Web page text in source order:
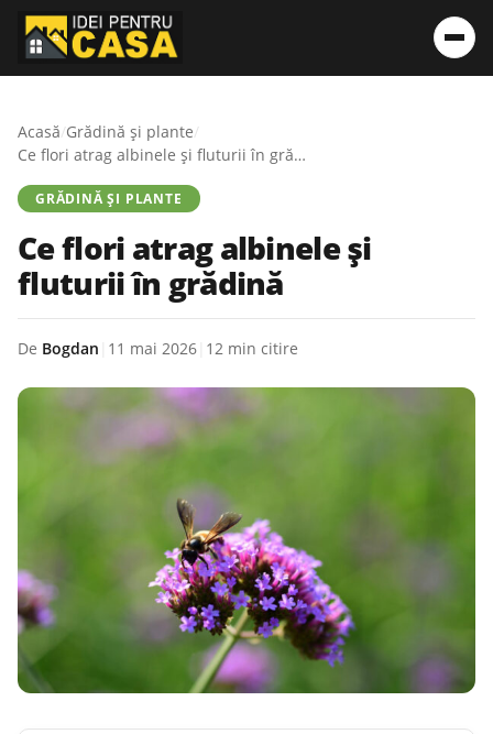
Acasă/Grădină și plante/
Ce flori atrag albinele și fluturii în grădină
GRĂDINĂ ȘI PLANTE
Ce flori atrag albinele și
fluturii în grădină
De Bogdan 11 mai 2026 12 min citire